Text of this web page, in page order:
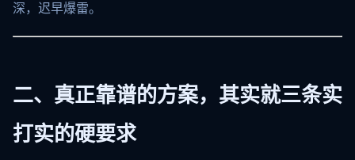
深，迟早爆雷。
二、真正靠谱的方案，其实就三条实
打实的硬要求